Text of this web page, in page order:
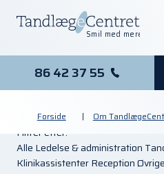
Smil med mere
Forside | Om
86 42 37 55
Filtrer efter:
Alle Ledelse & administration
KlinikassistenterReception